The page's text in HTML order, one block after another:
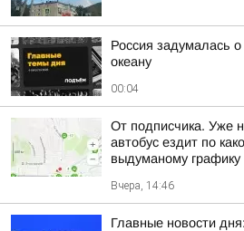
Россия задумалась
океану
00:04
От подписчика. Уже
автобус ездит по
выдуманому графику
Вчера, 14:46
Главные новости